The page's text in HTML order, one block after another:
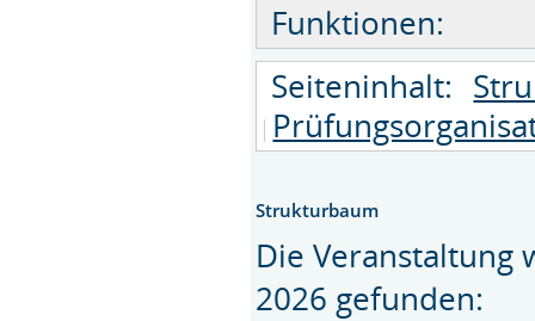
Funktionen:
Seiteninhalt:
Strukturbaum
Die Veranstaltung
2026 gefunden: